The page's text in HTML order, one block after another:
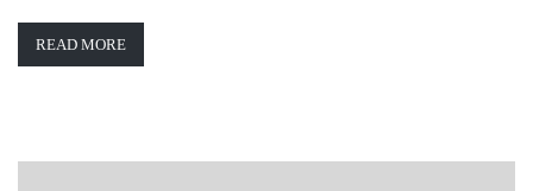
READ MORE